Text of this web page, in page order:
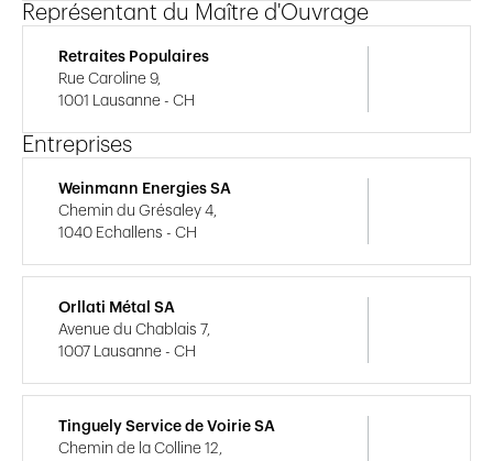
Représentant du Maître d'Ouvrage
Retraites Populaires
Rue Caroline 9,
1001 Lausanne - CH
Entreprises
Weinmann Energies SA
Chemin du Grésaley 4,
1040 Echallens - CH
Orllati Métal SA
Avenue du Chablais 7,
1007 Lausanne - CH
Tinguely Service de Voirie SA
Chemin de la Colline 12,